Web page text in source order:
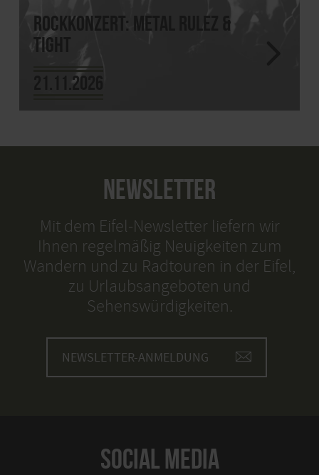
Rockkonzert: Metal Rulez &
Tight
21.11.2026
NEWSLETTER
Mit dem Eifel-Newsletter liefern wir
Ihnen regelmäßig Neuigkeiten zum
Wandern und zu Radtouren in der Eifel,
zu Urlaubsangeboten und
Sehenswürdigkeiten.
NEWSLETTER-ANMELDUNG
SOCIAL MEDIA